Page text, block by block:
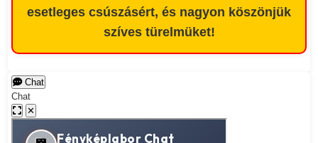
esetleges csúszásért, és nagyon köszönjük
szíves türelmüket!
Chat
Chat
✕